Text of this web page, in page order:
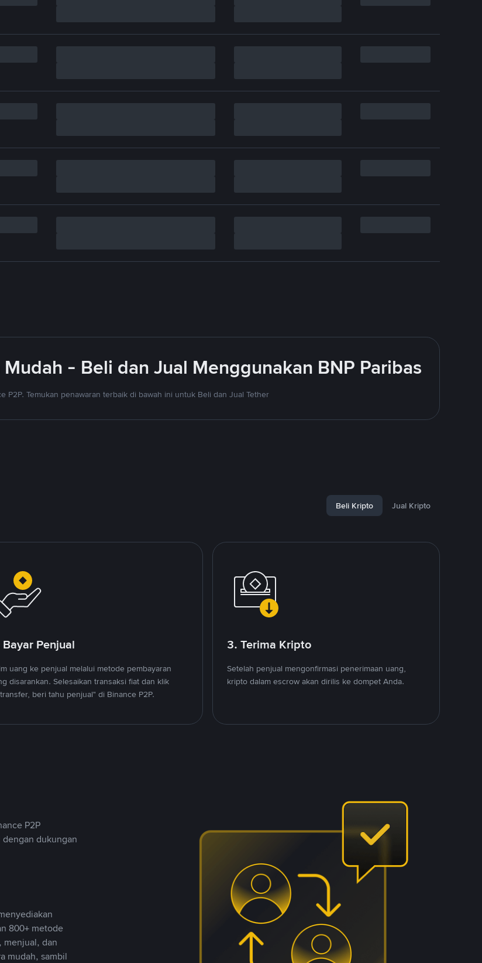
- Beli dan Jual Menggunakan BNP Paribas
P2P. Temukan penawaran terbaik di bawah ini untuk Beli dan Jual Tether
Beli Kripto Jual Kripto
Bayar Penjual
uang ke penjual melalui metode pembayaran
disarankan. Selesaikan transaksi fiat dan klik
beri tahu penjual" di Binance P2P.
3. Terima Kripto
Setelah penjual mengonfirmasi penerimaan uang,
kripto dalam escrow akan dirilis ke dompet Anda.
P2P
dukungan
800+ metode
menjual, dan
mudah, sambil